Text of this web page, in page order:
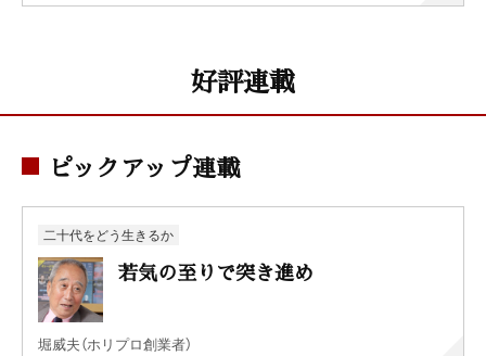
好評連載
ピックアップ連載
二十代をどう生きるか
若気の至りで突き進め
堀威夫（ホリプロ創業者）